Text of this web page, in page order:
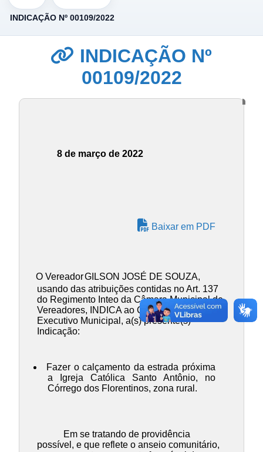
INDICAÇÃO Nº 00109/2022
INDICAÇÃO Nº
00109/2022
8 de março de 2022
Baixar em PDF
O VereadorGILSON JOSÉ DE SOUZA,
usando das atribuições contidas no Art. 137
do Regimento Inteo da Câmara Municipal de
Vereadores, INDICA ao Chefe do Poder
Executivo Municipal, a(s) presente(s)
Indicação:
Fazer o calçamento da estrada próxima
a Igreja Católica Santo Antônio, no
Córrego dos Florentinos, zona rural.
Em se tratando de providência
possível, e que reflete o anseio comunitário,